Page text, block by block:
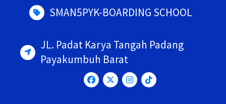
SMAN5PYK-BOARDING SCHOOL
JL. Padat Karya Tangah Padang
Payakumbuh Barat